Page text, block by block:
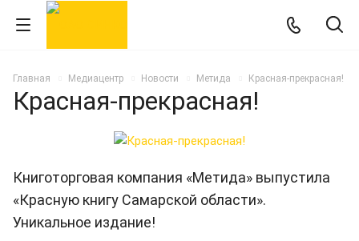
Главная Медиацентр Новости Метида Красная-прекрасная!
Красная-прекрасная!
Книготорговая компания «Метида» выпустила
«Красную книгу Самарской области».
Уникальное издание!